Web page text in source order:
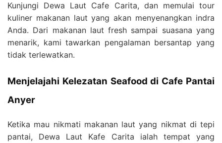
Kunjungi Dewa Laut Cafe Carita, dan memulai tour
kuliner makanan laut yang akan menyenangkan indra
Anda. Dari makanan laut fresh sampai suasana yang
menarik, kami tawarkan pengalaman bersantap yang
tidak terlewatkan.
Menjelajahi Kelezatan Seafood di Cafe Pantai
Anyer
Ketika mau nikmati makanan laut yang nikmat di tepi
pantai, Dewa Laut Kafe Carita ialah tempat yang